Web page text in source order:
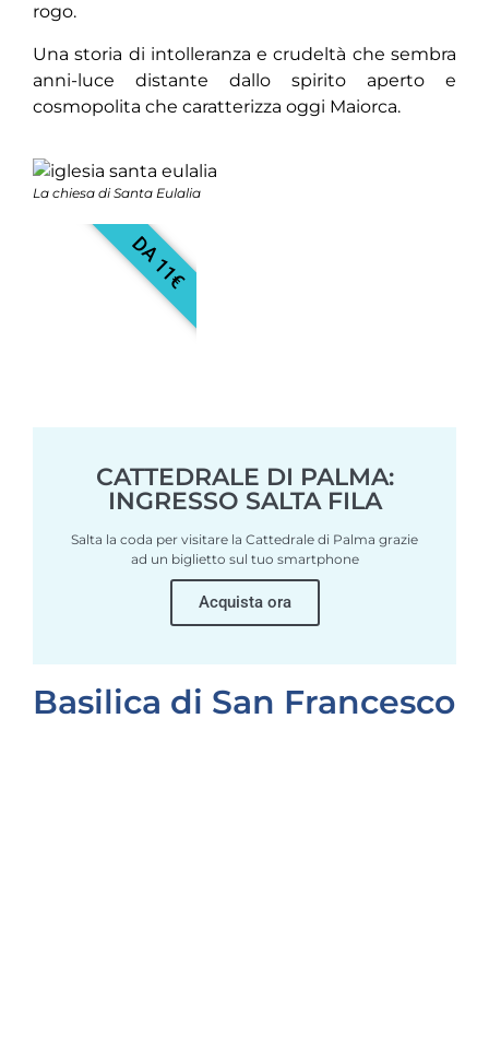
rogo.
Una storia di intolleranza e crudeltà che sembra
anni-luce distante dallo spirito aperto e
cosmopolita che caratterizza oggi Maiorca.
La chiesa di Santa Eulalia
CATTEDRALE DI PALMA:
INGRESSO SALTA FILA
Salta la coda per visitare la Cattedrale di Palma grazie
ad un biglietto sul tuo smartphone
Acquista ora
DA 11€
Basilica di San Francesco